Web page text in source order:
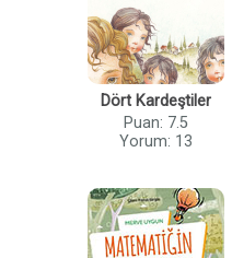
Dört Kardeştiler
Puan: 7.5
Yorum: 13